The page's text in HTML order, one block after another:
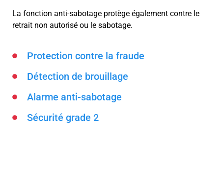
La fonction anti-sabotage protège également contre le
retrait non autorisé ou le sabotage.
Protection contre la fraude
Détection de brouillage
Alarme anti-sabotage
Sécurité grade 2